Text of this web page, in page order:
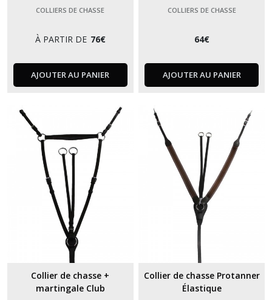
COLLIERS DE CHASSE
À PARTIR DE 76€
AJOUTER AU PANIER
COLLIERS DE CHASSE
64€
AJOUTER AU PANIER
Collier de chasse +
martingale Club
Collier de chasse Protanner
Élastique